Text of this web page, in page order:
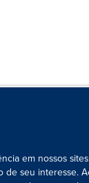
em nossos
de seu interesse.